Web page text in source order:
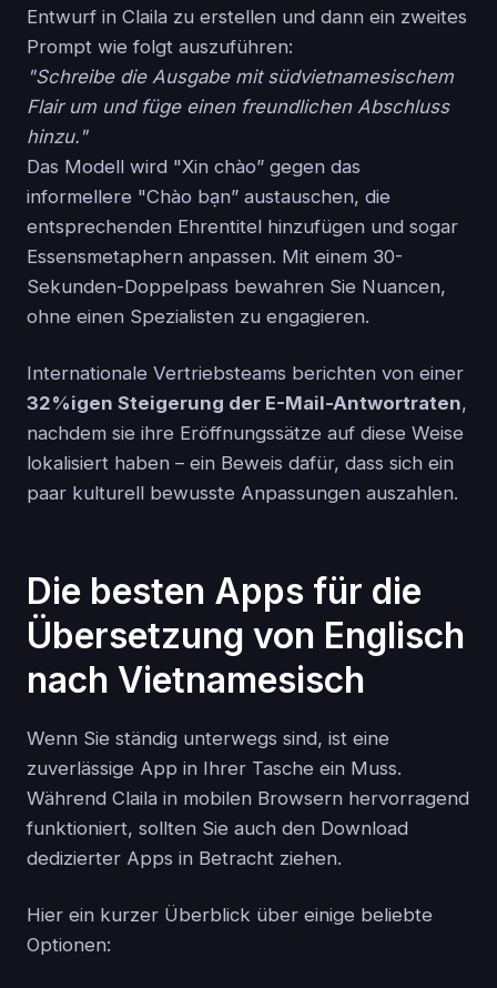
Entwurf in Claila zu erstellen und dann ein zweites
Prompt wie folgt auszuführen:
"Schreibe die Ausgabe mit südvietnamesischem
Flair um und füge einen freundlichen Abschluss
hinzu."
Das Modell wird "Xin chào” gegen das
informellere "Chào bạn” austauschen, die
entsprechenden Ehrentitel hinzufügen und sogar
Essensmetaphern anpassen. Mit einem 30-
Sekunden-Doppelpass bewahren Sie Nuancen,
ohne einen Spezialisten zu engagieren.
Internationale Vertriebsteams berichten von einer
32%igen Steigerung der E-Mail-Antwortraten,
nachdem sie ihre Eröffnungssätze auf diese Weise
lokalisiert haben – ein Beweis dafür, dass sich ein
paar kulturell bewusste Anpassungen auszahlen.
Die besten Apps für die
Übersetzung von Englisch
nach Vietnamesisch
Wenn Sie ständig unterwegs sind, ist eine
zuverlässige App in Ihrer Tasche ein Muss.
Während Claila in mobilen Browsern hervorragend
funktioniert, sollten Sie auch den Download
dedizierter Apps in Betracht ziehen.
Hier ein kurzer Überblick über einige beliebte
Optionen: